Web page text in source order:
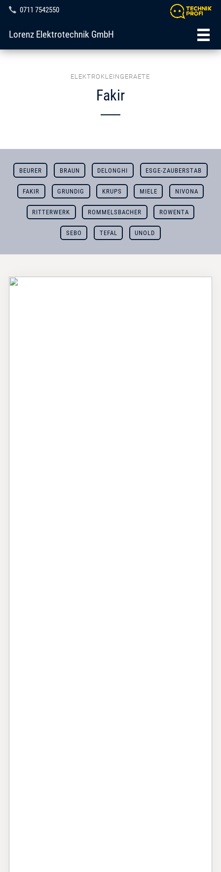
0711 7542550
Lorenz Elektrotechnik GmbH
ELEKTROKLEINGERAETE
Fakir
BEURER BRAUN DELONGHI ESGE-ZAUBERSTAB
FAKIR GRUNDIG KRUPS MIELE NIVONA
RITTERWERK ROMMELSBACHER ROWENTA
SEBO TEFAL UNOLD